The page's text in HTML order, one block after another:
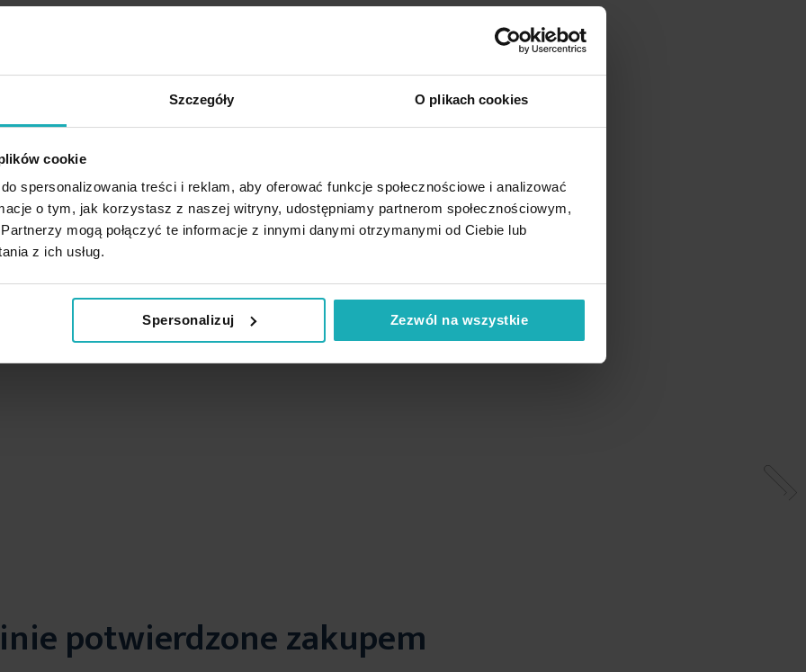
Szczegóły O plikach cookies
cookie
spersonalizowania treści i reklam, aby oferować funkcje społecznościowe i analizować
o tym, jak korzystasz z naszej witryny, udostępniamy partnerom społecznościowym,
mogą połączyć te informacje z innymi danymi otrzymanymi od Ciebie lub
z ich usług.
Spersonalizuj Zezwól na wszystkie
Podobne produkty
potwierdzone zakupem